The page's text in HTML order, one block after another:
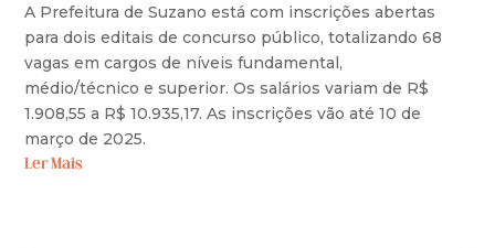
A Prefeitura de Suzano está com inscrições abertas
para dois editais de concurso público, totalizando 68
vagas em cargos de níveis fundamental,
médio/técnico e superior. Os salários variam de R$
1.908,55 a R$ 10.935,17. As inscrições vão até 10 de
março de 2025.
Ler Mais